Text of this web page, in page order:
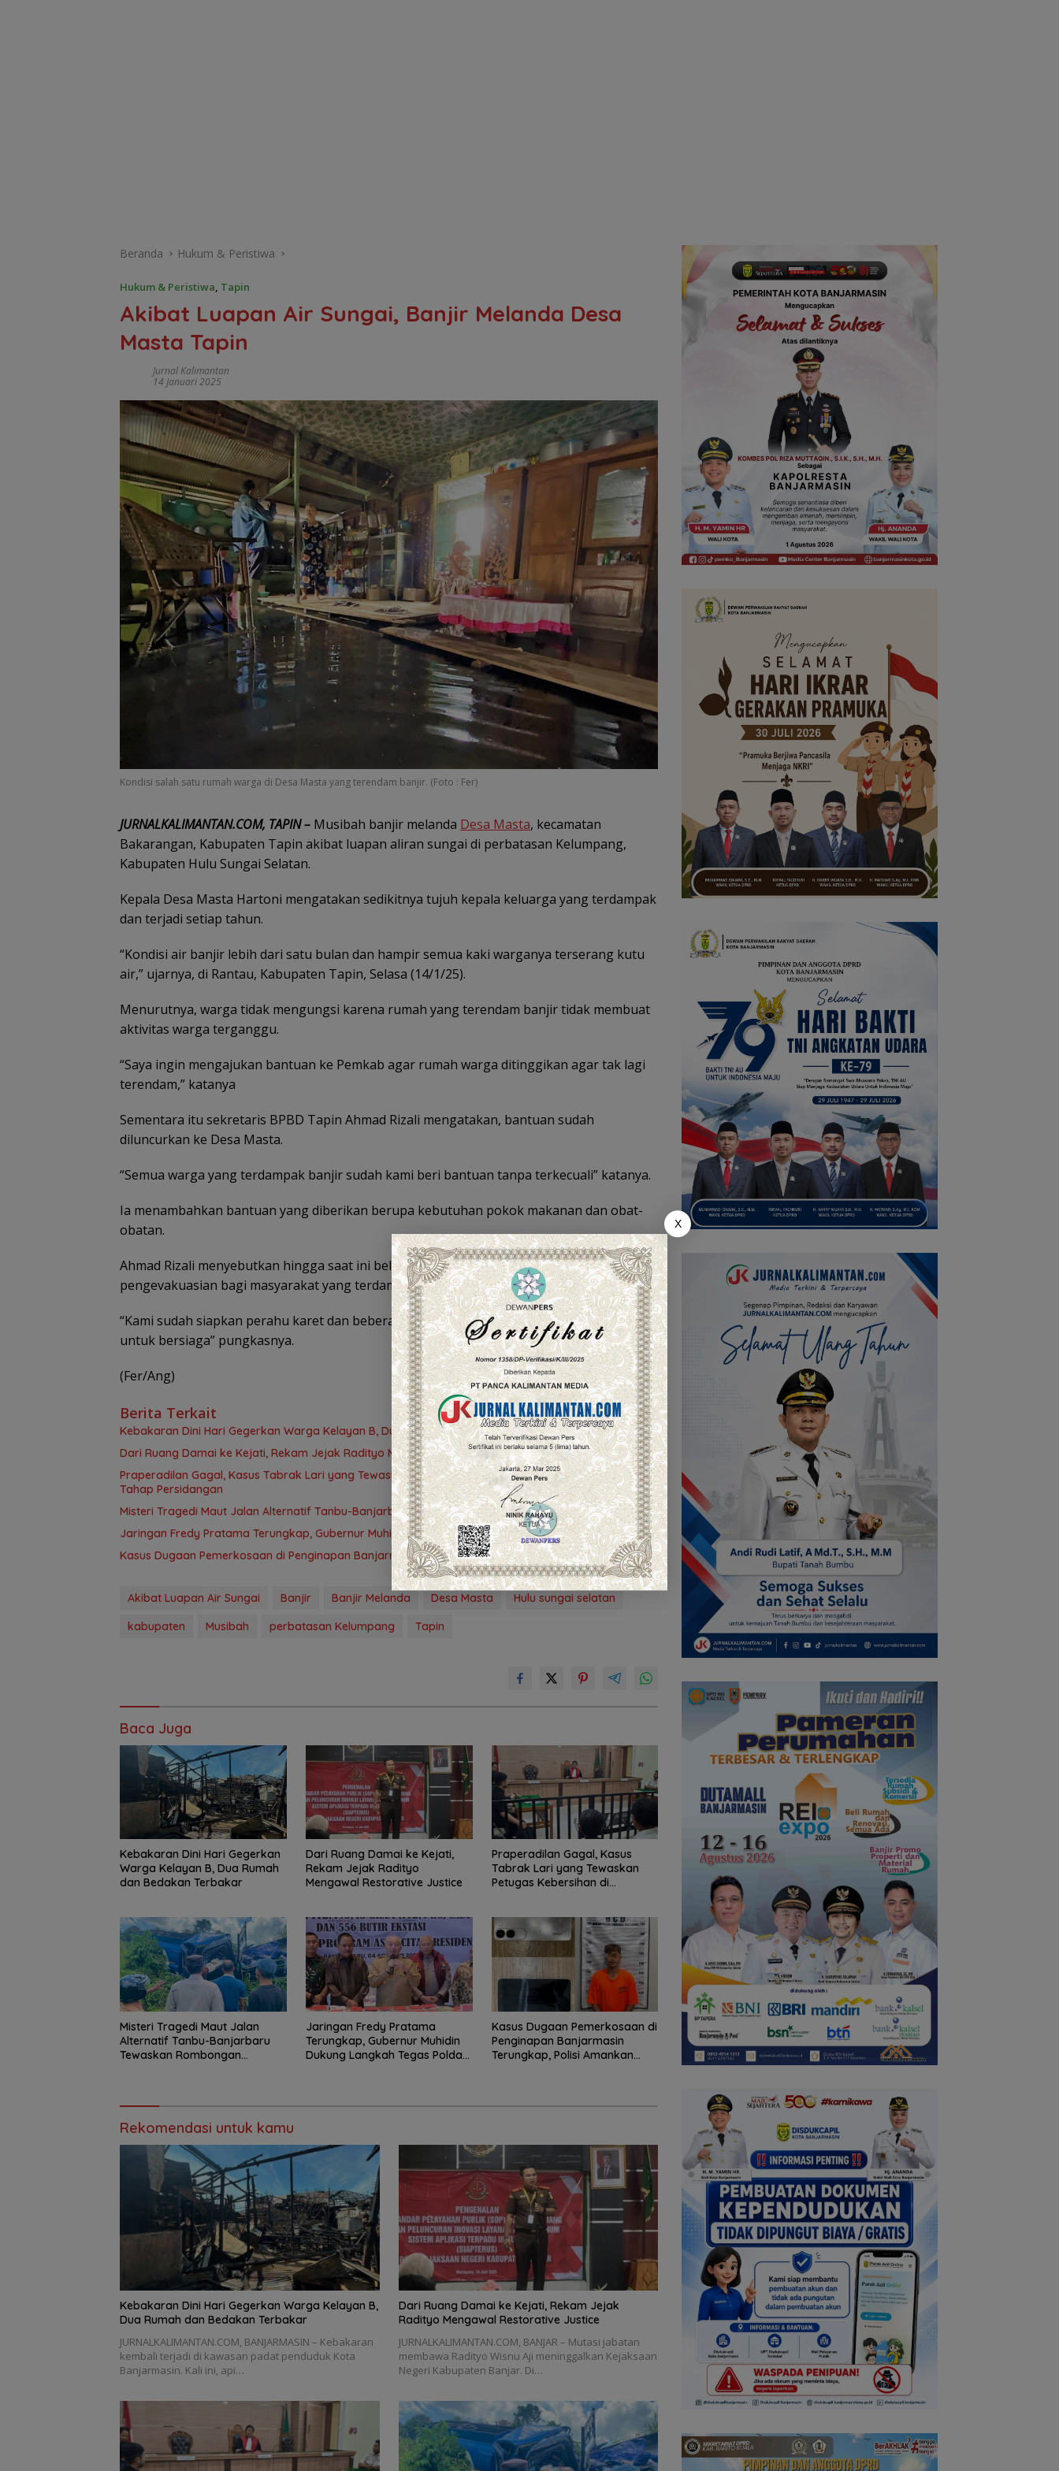
Beranda Hukum & Peristiwa
Hukum & Peristiwa, Tapin
Akibat Luapan Air Sungai, Banjir Melanda Desa
Masta Tapin
Jurnal Kalimantan
14 Januari 2025
Kondisi salah satu rumah warga di Desa Masta yang terendam banjir. (Foto : Fer)
JURNALKALIMANTAN.COM, TAPIN – Musibah banjir melanda Desa Masta, kecamatan
Bakarangan, Kabupaten Tapin akibat luapan aliran sungai di perbatasan Kelumpang,
Kabupaten Hulu Sungai Selatan.
Kepala Desa Masta Hartoni mengatakan sedikitnya tujuh kepala keluarga yang terdampak
dan terjadi setiap tahun.
“Kondisi air banjir lebih dari satu bulan dan hampir semua kaki warganya terserang kutu
air,” ujarnya, di Rantau, Kabupaten Tapin, Selasa (14/1/25).
Menurutnya, warga tidak mengungsi karena rumah yang terendam banjir tidak membuat
aktivitas warga terganggu.
“Saya ingin mengajukan bantuan ke Pemkab agar rumah warga ditinggikan agar tak lagi
terendam,” katanya
Sementara itu sekretaris BPBD Tapin Ahmad Rizali mengatakan, bantuan sudah
diluncurkan ke Desa Masta.
“Semua warga yang terdampak banjir sudah kami beri bantuan tanpa terkecuali” katanya.
Ia menambahkan bantuan yang diberikan berupa kebutuhan pokok makanan dan obat-
obatan.
Ahmad Rizali menyebutkan hingga saat ini belum ada laporan untuk meminta
pengevakuasian bagi masyarakat yang terdampak banjir.
“Kami sudah siapkan perahu karet dan beberapa personel ditempatkan di Desa Masta
untuk bersiaga” pungkasnya.
(Fer/Ang)
Berita Terkait
Kebakaran Dini Hari Gegerkan Warga Kelayan B, Dua Rumah dan Bedakan Terbakar
Dari Ruang Damai ke Kejati, Rekam Jejak Radityo Mengawal Restorative Justice
Praperadilan Gagal, Kasus Tabrak Lari yang Tewaskan Petugas Kebersihan di Banjarmasin Masuk
Tahap Persidangan
Misteri Tragedi Maut Jalan Alternatif Tanbu-Banjarbaru Tewaskan Rombongan Mahasiswa KKN
Jaringan Fredy Pratama Terungkap, Gubernur Muhidin Dukung Langkah Tegas Polda Kalsel
Kasus Dugaan Pemerkosaan di Penginapan Banjarmasin Terungkap, Polisi Amankan Tersangka
Akibat Luapan Air Sungai Banjir Banjir Melanda Desa Masta
Hulu sungai selatan
kabupaten
Musibah perbatasan Kelumpang Tapin
Baca Juga
Kebakaran Dini Hari Gegerkan
Warga Kelayan B, Dua Rumah
dan Bedakan Terbakar
Dari Ruang Damai ke Kejati,
Rekam Jejak Radityo
Mengawal Restorative Justice
Praperadilan Gagal, Kasus
Tabrak Lari yang Tewaskan
Petugas Kebersihan di
Misteri Tragedi Maut Jalan
Alternatif Tanbu-Banjarbaru
Tewaskan Rombongan
Jaringan Fredy Pratama
Terungkap, Gubernur Muhidin
Dukung Langkah Tegas Polda
Kasus Dugaan Pemerkosaan di
Penginapan Banjarmasin
Terungkap, Polisi Amankan
Rekomendasi untuk kamu
Kebakaran Dini Hari Gegerkan Warga Kelayan B,
Dua Rumah dan Bedakan Terbakar
JURNALKALIMANTAN.COM, BANJARMASIN – Kebakaran
kembali terjadi di kawasan padat penduduk Kota
Banjarmasin. Kali ini, api…
Dari Ruang Damai ke Kejati, Rekam Jejak
Radityo Mengawal Restorative Justice
JURNALKALIMANTAN.COM, BANJAR – Mutasi jabatan
membawa Radityo Wisnu Aji meninggalkan Kejaksaan
Negeri Kabupaten Banjar. Di…
X